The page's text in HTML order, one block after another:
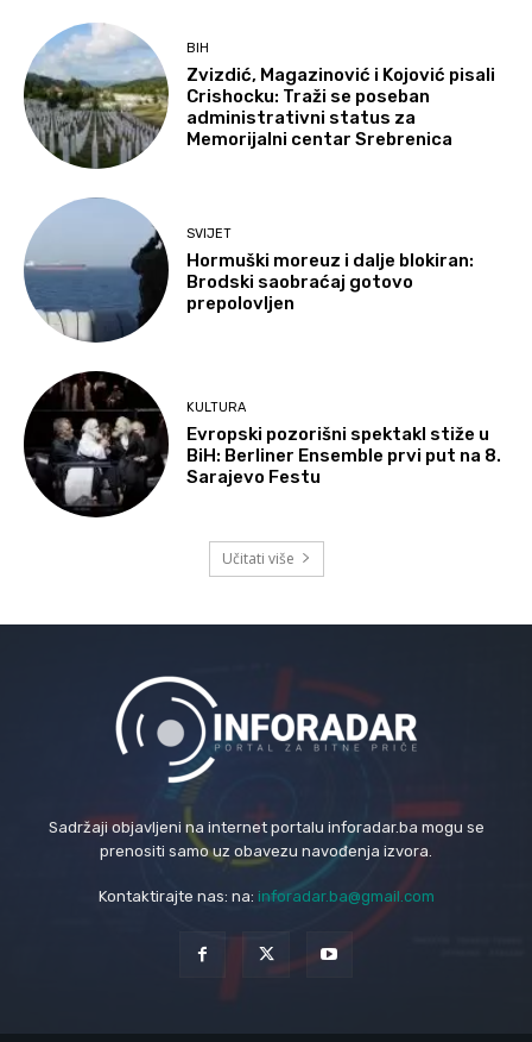
BIH
Zvizdić, Magazinović i Kojović pisali
Crishocku: Traži se poseban
administrativni status za
Memorijalni centar Srebrenica
SVIJET
Hormuški moreuz i dalje blokiran:
Brodski saobraćaj gotovo
prepolovljen
KULTURA
Evropski pozorišni spektakl stiže u
BiH: Berliner Ensemble prvi put na 8.
Sarajevo Festu
Učitati više
Sadržaji objavljeni na internet portalu inforadar.ba mogu se
prenositi samo uz obavezu navođenja izvora.
Kontaktirajte nas: na: inforadar.ba@gmail.com